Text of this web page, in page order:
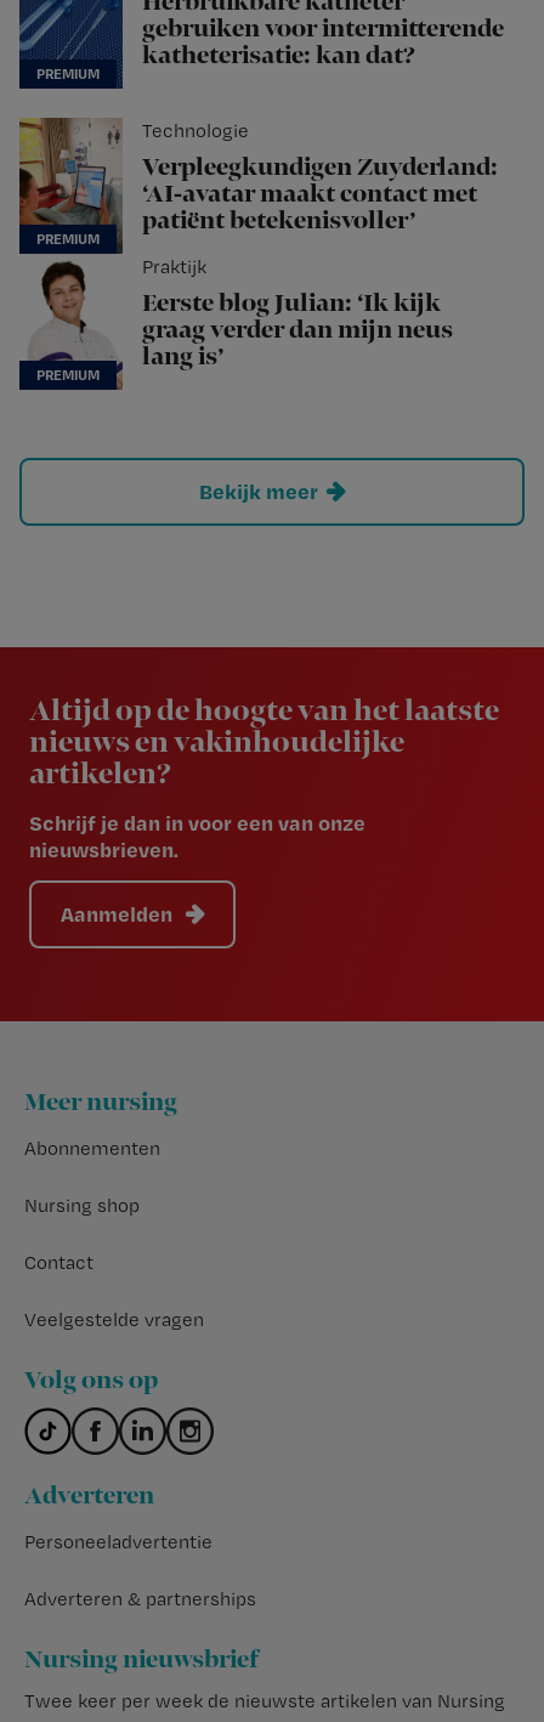
gebruiken voor intermitterende
katheterisatie: kan dat?
Technologie
Verpleegkundigen Zuyderland:
‘AI-avatar maakt contact met
patiënt betekenisvoller’
Praktijk
Eerste blog Julian: ‘Ik kijk
graag verder dan mijn neus
lang is’
Bekijk meer
Altijd op de hoogte van het laatste
nieuws en vakinhoudelijke
artikelen?
Schrijf je dan in voor een van onze
nieuwsbrieven.
Aanmelden
Footer
Meer nursing
Abonnementen
Nursing shop
Contact
Veelgestelde vragen
Volg ons op
Adverteren
Personeeladvertentie
Adverteren & partnerships
Nursing nieuwsbrief
Twee keer per week de nieuwste artikelen van Nursing